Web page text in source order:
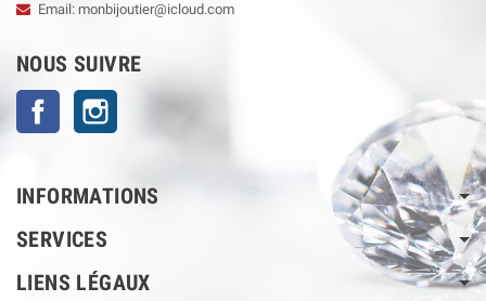
Email: monbijoutier@icloud.com
NOUS SUIVRE
Facebook
INFORMATIONS
SERVICES
LIENS LÉGAUX